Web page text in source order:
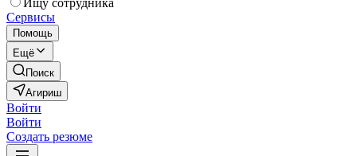
Ищу сотрудника
Сервисы
Помощь
Ещё
Поиск
Агириш
Войти
Войти
Создать резюме